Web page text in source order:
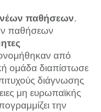
νέων παθήσεων.
παθήσεων
από
ομάδα διαπίστωσε
διάγνωσης
μη ευρωπαϊκής
την